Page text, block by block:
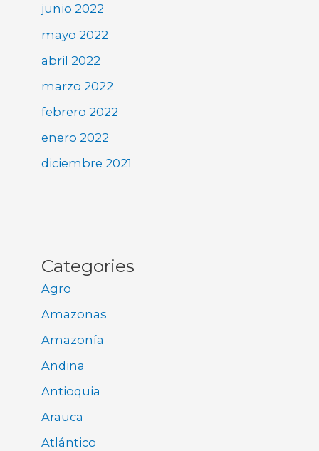
junio 2022
mayo 2022
abril 2022
marzo 2022
febrero 2022
enero 2022
diciembre 2021
Categories
Agro
Amazonas
Amazonía
Andina
Antioquia
Arauca
Atlántico